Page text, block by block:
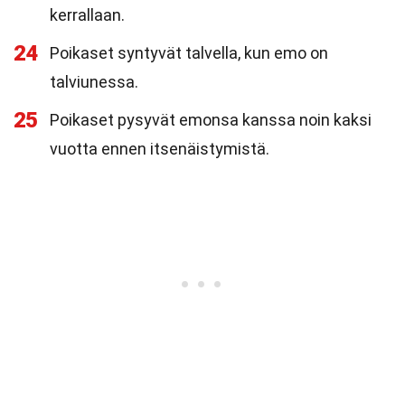
kerrallaan.
24
Poikaset syntyvät talvella, kun emo on
talviunessa.
25
Poikaset pysyvät emonsa kanssa noin kaksi
vuotta ennen itsenäistymistä.